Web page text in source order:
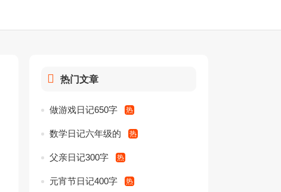
热门文章
做游戏日记650字
数学日记六年级的
父亲日记300字
元宵节日记400字